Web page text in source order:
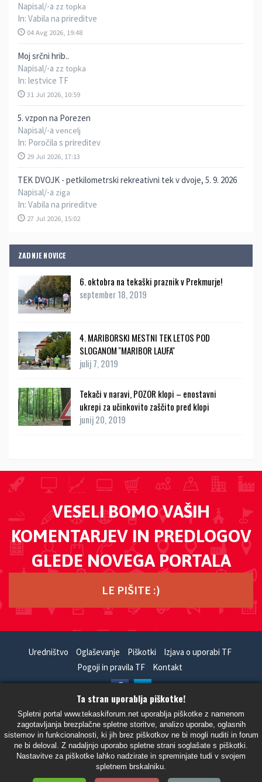
Napisal/-a zz topka
In: Vabila na prireditve
04 Avg 2026, 19:48
Moj srčni hrib..
Napisal/-a zz topka
In: lestvice TF
31 Jul 2026, 10:59
5. vzpon na Porezen
Napisal/-a vencelj
In: Poročila s prireditev
29 Jul 2026, 17:13
TEK DVOJK - petkilometrski rekreativni tek v dvoje, 5. 9. 2026
Napisal/-a ziga
In: Vabila na prireditve
27 Jul 2026, 15:02
ZADNJE NOVICE
6. oktobra na tekaški praznik v Prekmurje!
september 18, 2019
4. MARIBORSKI MESTNI TEK LETOS POD
SLOGANOM ''MARIBOR LAUFA''
julij 7, 2019
Tekači v naravi, POZOR klopi – enostavni
ukrepi za učinkovito zaščito pred klopi
junij 20, 2019
VESELI BOMO VAŠIH
KOMENTARJEV IN PREDLOGOV
GLEDE NOVEGA PORTALA
LE PIŠITE :)
Uredništvo Oglaševanje Piškotki
Izjava o uporabi TF
Pogoji in pravila TF
Kontakt
HandCrafted With - Powered By
- Vsi časi so UTC+02:00 Evropa/Ljubljana -
Ta stran uporablja piškotke!
Spletni portal www.tekaskiforum.net uporablja piškotke z namenom
zagotavljanja brezplačne spletne storitve, analizo uporabe, oglasnih
sistemov in funkcionalnosti, ki jih brez piškotkov ne bi mogli nuditi in forum
ne bi deloval. Z nadaljnjo uporabo spletne strani soglašate s piškotki.
Nastavitve za piškotke lahko nadzirate in spreminjate tudi v svojem
spletnem brskalniku.